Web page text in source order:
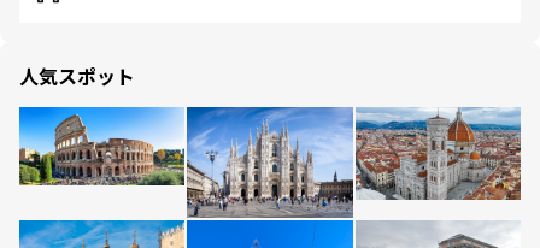
人気スポット